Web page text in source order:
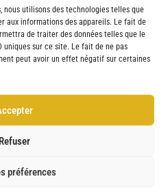
nous utilisons des technologies telles que
aux informations des appareils. Le fait de
de traiter des données telles que le
sur ce site. Le fait de ne pas
peut avoir un effet négatif sur certaines
Refuser
préférences
Légales
de vente
cookies (UE)